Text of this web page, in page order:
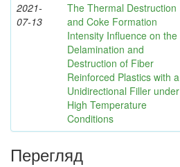
2021-
07-13
The Thermal Destruction
and Coke Formation
Intensity Influence on the
Delamination and
Destruction of Fiber
Reinforced Plastics with a
Unidirectional Filler under
High Temperature
Conditions
Перегляд